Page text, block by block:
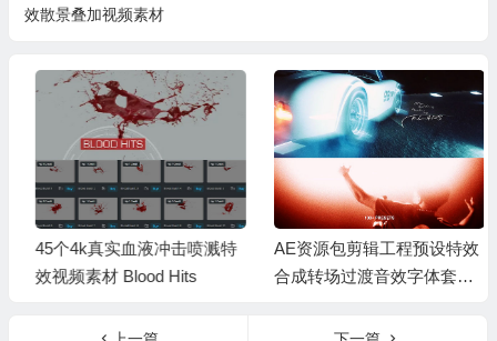
效散景叠加视频素材
45个4k真实血液冲击喷溅特
效视频素材 Blood Hits
AE资源包剪辑工程预设特效
合成转场过渡音效字体套装